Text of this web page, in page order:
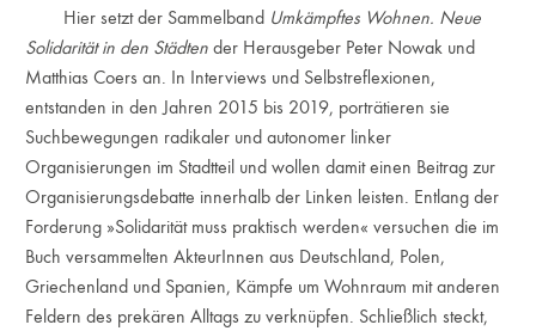
Hier setzt der Sammelband Umkämpftes Wohnen. Neue
Solidarität in den Städten der Herausgeber Peter Nowak und
Matthias Coers an. In Interviews und Selbstreflexionen,
entstanden in den Jahren 2015 bis 2019, porträtieren sie
Suchbewegungen radikaler und autonomer linker
Organisierungen im Stadtteil und wollen damit einen Beitrag zur
Organisierungsdebatte innerhalb der Linken leisten. Entlang der
Forderung »Solidarität muss praktisch werden« versuchen die im
Buch versammelten AkteurInnen aus Deutschland, Polen,
Griechenland und Spanien, Kämpfe um Wohnraum mit anderen
Feldern des prekären Alltags zu verknüpfen. Schließlich steckt,